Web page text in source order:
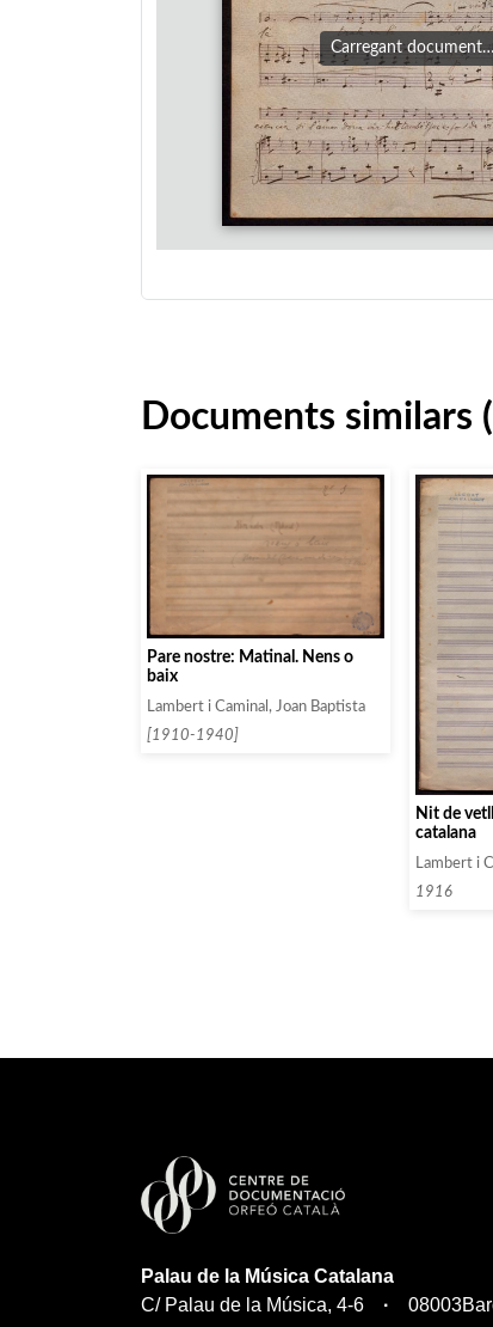
Carregant
Documents similars
Pare nostre: Matinal. Nens o
baix
Lambert i Caminal, Joan Baptista
[1910-1940]
Nit de
catalana
Lambert i
1916
Palau de la Música Catalana
C/ Palau de la Música, 4-6
08003